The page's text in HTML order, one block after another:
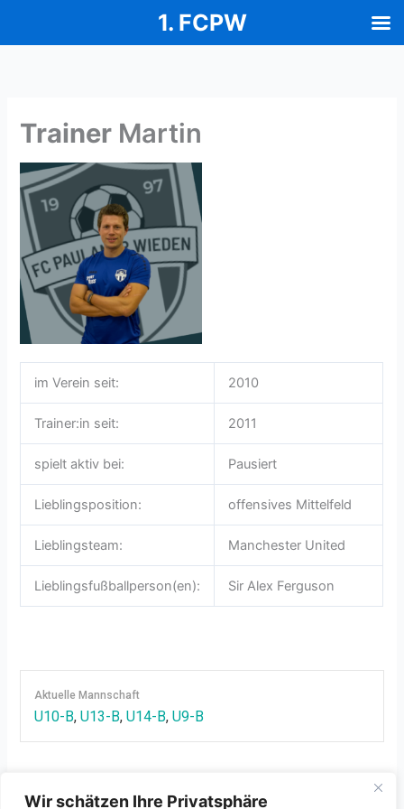
Wir schätzen Ihre Privatsphäre
Trainer Martin
im Verein seit: 2010
Trainer:in seit: 2011
spielt aktiv bei: Pausiert
Lieblingsposition: offensives Mittelfeld
Lieblingsteam: Manchester United
Lieblingsfußballperson(en): Sir Alex Ferguson
Aktuelle Mannschaft
U10-B,U13-B,U14-B,U9-B
1. FCPW